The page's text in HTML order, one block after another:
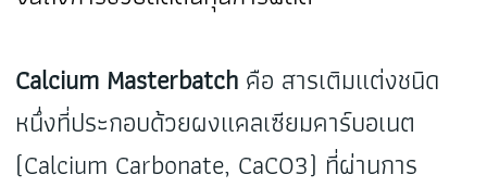
Calcium Masterbatch คือ สารเติมแต่งชนิด
หนึ่งที่ประกอบด้วยผงแคลเซียมคาร์บอเนต
(Calcium Carbonate, CaCO3) ที่ผ่านการ